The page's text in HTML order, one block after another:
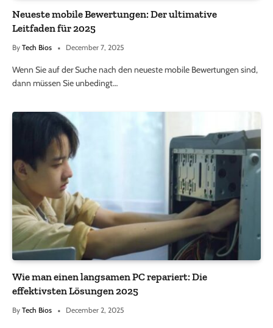
Neueste mobile Bewertungen: Der ultimative
Leitfaden für 2025
By Tech Bios December 7, 2025
Wenn Sie auf der Suche nach den neueste mobile Bewertungen sind,
dann müssen Sie unbedingt…
Wie man einen langsamen PC repariert: Die
effektivsten Lösungen 2025
By Tech Bios December 2, 2025